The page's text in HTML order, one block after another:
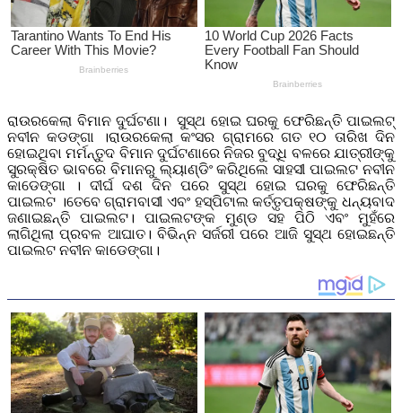
ରାଉରକେଲା ବିମାନ ଦୁର୍ଘଟଣା। ସୁସ୍ଥ ହୋଇ ଘରକୁ ଫେରିଛନ୍ତି ପାଇଲଟ୍
ନବୀନ କଡଙ୍ଗା ।ରାଉରକେଲା କଂସର ଗ୍ରାମରେ ଗତ ୧୦ ତାରିଖ ଦିନ
ହୋଇଥିବା ମର୍ମନ୍ତୁଦ ବିମାନ ଦୁର୍ଘଟଣାରେ ନିଜର ବୁଦ୍ଧି ବଳରେ ଯାତ୍ରୀଙ୍କୁ
ସୁରକ୍ଷିତ ଭାବରେ ବିମାନରୁ ଲ୍ୟାଣ୍ଡିଂ କରିଥିଲେ ସାହସୀ ପାଇଲଟ ନବୀନ
କାଡେଙ୍ଗା । ଦୀର୍ଘ ଦଶ ଦିନ ପରେ ସୁସ୍ଥ ହୋଇ ଘରକୁ ଫେରିଛନ୍ତି
ପାଇଲଟ ।ତେବେ ଗ୍ରାମବାସୀ ଏବଂ ହସ୍ପିଟାଲ କର୍ତ୍ତୃପକ୍ଷଙ୍କୁ ଧନ୍ୟବାଦ
ଜଣାଇଛନ୍ତି ପାଇଲଟ। ପାଇଲଟଙ୍କ ମୁଣ୍ଡ ସହ ପିଠି ଏବଂ ମୁହଁରେ
ଲାଗିଥିଲା ପ୍ରବଳ ଆଘାତ। ବିଭିନ୍ନ ସର୍ଜରୀ ପରେ ଆଜି ସୁସ୍ଥ ହୋଇଛନ୍ତି
ପାଇଲଟ ନବୀନ କାଡେଙ୍ଗା।